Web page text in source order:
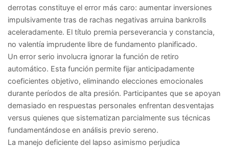
derrotas constituye el error más caro: aumentar inversiones
impulsivamente tras de rachas negativas arruina bankrolls
aceleradamente. El título premia perseverancia y constancia,
no valentía imprudente libre de fundamento planificado.
Un error serio involucra ignorar la función de retiro
automático. Esta función permite fijar anticipadamente
coeficientes objetivo, eliminando elecciones emocionales
durante períodos de alta presión. Participantes que se apoyan
demasiado en respuestas personales enfrentan desventajas
versus quienes que sistematizan parcialmente sus técnicas
fundamentándose en análisis previo sereno.
La manejo deficiente del lapso asimismo perjudica